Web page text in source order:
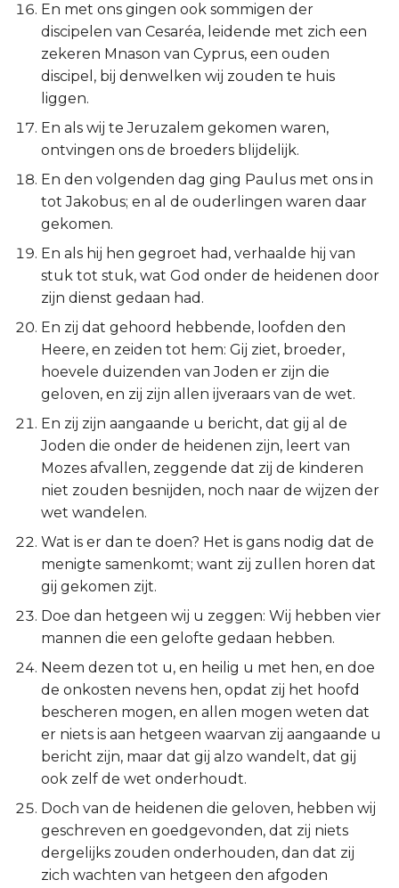
Nahum
Hábakuk
Zefánja
Zacharía
Maleáchi
En met ons gingen ook sommigen der
discipelen van Cesaréa, leidende met zich een
zekeren Mnason van Cyprus, een ouden
discipel, bij denwelken wij zouden te huis
liggen.
En als wij te Jeruzalem gekomen waren,
ontvingen ons de broeders blijdelijk.
En den volgenden dag ging Paulus met ons in
tot Jakobus; en al de ouderlingen waren daar
gekomen.
En als hij hen gegroet had, verhaalde hij van
stuk tot stuk, wat God onder de heidenen door
zijn dienst gedaan had.
En zij dat gehoord hebbende, loofden den
Heere, en zeiden tot hem: Gij ziet, broeder,
hoevele duizenden van Joden er zijn die
geloven, en zij zijn allen ijveraars van de wet.
En zij zijn aangaande u bericht, dat gij al de
Joden die onder de heidenen zijn, leert van
Mozes afvallen, zeggende dat zij de kinderen
niet zouden besnijden, noch naar de wijzen der
wet wandelen.
Wat is er dan te doen? Het is gans nodig dat de
menigte samenkomt; want zij zullen horen dat
gij gekomen zijt.
Doe dan hetgeen wij u zeggen: Wij hebben vier
mannen die een gelofte gedaan hebben.
Neem dezen tot u, en heilig u met hen, en doe
de onkosten nevens hen, opdat zij het hoofd
bescheren mogen, en allen mogen weten dat
er niets is aan hetgeen waarvan zij aangaande u
bericht zijn, maar dat gij alzo wandelt, dat gij
ook zelf de wet onderhoudt.
Doch van de heidenen die geloven, hebben wij
geschreven en goedgevonden, dat zij niets
dergelijks zouden onderhouden, dan dat zij
zich wachten van hetgeen den afgoden